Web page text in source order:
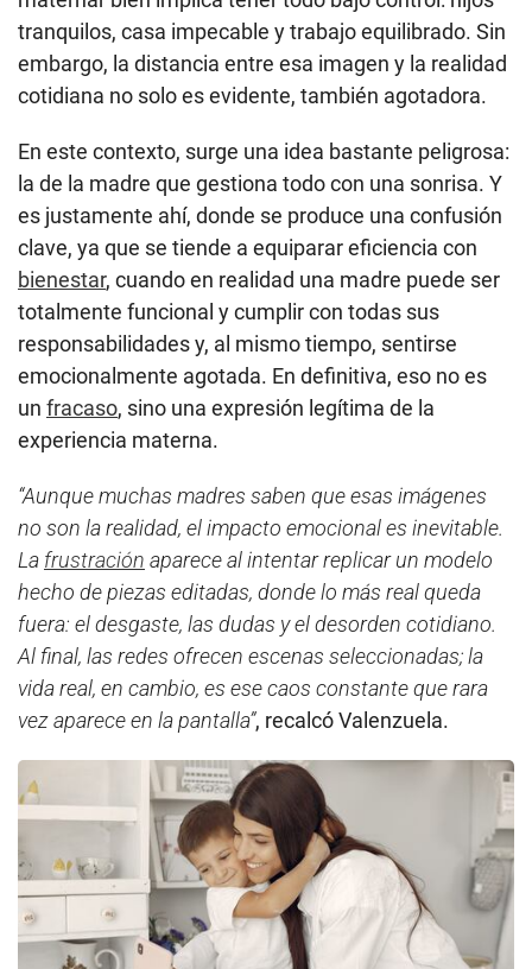
tranquilos, casa impecable y trabajo equilibrado. Sin
embargo, la distancia entre esa imagen y la realidad
cotidiana no solo es evidente, también agotadora.
En este contexto, surge una idea bastante peligrosa:
la de la madre que gestiona todo con una sonrisa. Y
es justamente ahí, donde se produce una confusión
clave, ya que se tiende a equiparar eficiencia con
bienestar, cuando en realidad una madre puede ser
totalmente funcional y cumplir con todas sus
responsabilidades y, al mismo tiempo, sentirse
emocionalmente agotada. En definitiva, eso no es
un fracaso, sino una expresión legítima de la
experiencia materna.
“Aunque muchas madres saben que esas imágenes
no son la realidad, el impacto emocional es inevitable.
La frustración aparece al intentar replicar un modelo
hecho de piezas editadas, donde lo más real queda
fuera: el desgaste, las dudas y el desorden cotidiano.
Al final, las redes ofrecen escenas seleccionadas; la
vida real, en cambio, es ese caos constante que rara
vez aparece en la pantalla”, recalcó Valenzuela.